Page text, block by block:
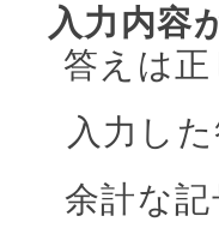
入力内容
答えは
入力し
余計な